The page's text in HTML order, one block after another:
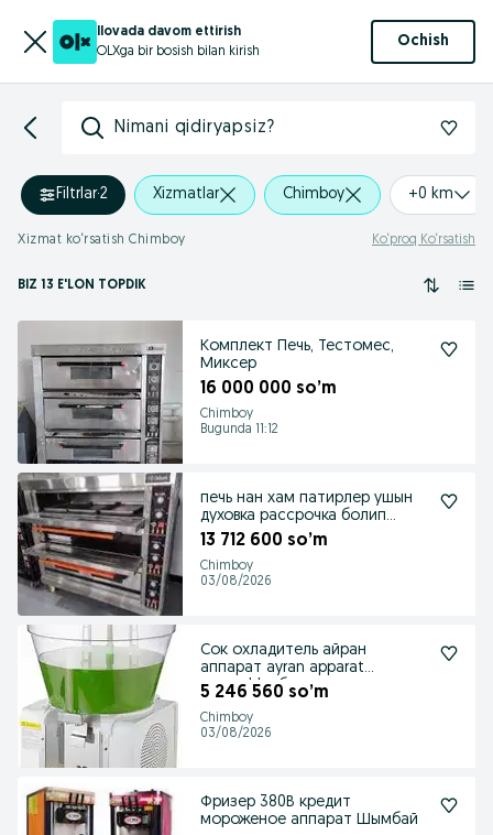
Ilovada davom ettirish
OLXga bir bosish bilan kirish
Ochish
Nimani qidiryapsiz?
Filtrlar·2 Xizmatlar Chimboy +0 km
Xizmat ko‘rsatish Chimboy Ko‘proq Ko‘rsatish
BIZ 13 E'LON TOPDIK
Комплект Печь, Тестомес,
Миксер
16 000 000 so’m
Chimboy
Bugunda 11:12
печь нан хам патирлер ушын
духовка рассрочка болип
толеуге
13 712 600 so’m
Chimboy
03/08/2026
Сок охладитель айран
аппарат ayran apparat
rassrochka болип толеу
5 246 560 so’m
Chimboy
03/08/2026
Фризер 380В кредит
мороженое аппарат Шымбай